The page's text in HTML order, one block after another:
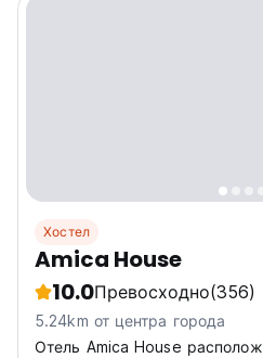
Хостел
Amica House
10.0Превосходно(356)
5.24km от центра города
Отель Amica House